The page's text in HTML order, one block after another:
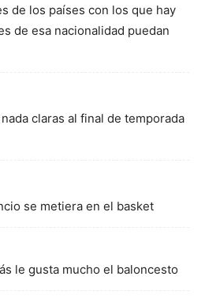
de los países con los que hay
de esa nacionalidad puedan
claras al final de temporada
se metiera en el basket
le gusta mucho el baloncesto